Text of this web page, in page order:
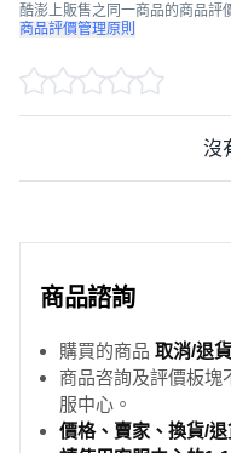
酷澎上販售之同一商品的商品評
商品評價管理原則
沒
商品諮詢
購買的商品 取消/退
商品咨詢及評價板塊
服中心。
價格、賣家、換貨/